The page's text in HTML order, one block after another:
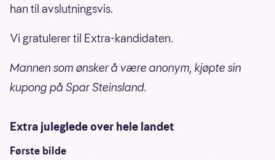
han til avslutningsvis.
Vi gratulerer til Extra-kandidaten.
Mannen som ønsker å være anonym, kjøpte sin
kupong på Spar Steinsland.
Extra juleglede over hele landet
Første bilde